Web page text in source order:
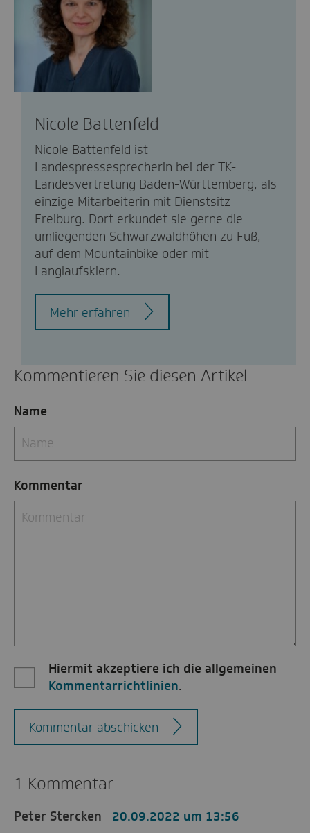
Nicole Battenfeld
Nicole Battenfeld ist
Landespressesprecherin bei der TK-
Landesvertretung Baden-Württemberg, als
einzige Mitarbeiterin mit Dienstsitz
Freiburg. Dort erkundet sie gerne die
umliegenden Schwarzwaldhöhen zu Fuß,
auf dem Mountainbike oder mit
Langlaufskiern.
Mehr erfahren
Kommentieren Sie diesen Artikel
Name
Kommentar
Hiermit akzeptiere ich die allgemeinen
Kommentarrichtlinien.
Kommentar abschicken
1 Kommentar
Peter Stercken
20.09.2022 um 13:56